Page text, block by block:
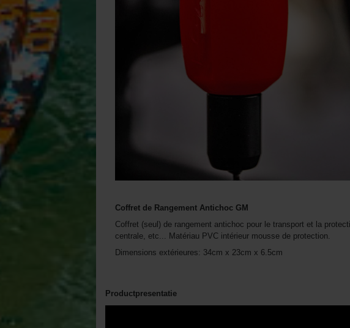
Coffret de Rangement Antichoc GM
Coffret (seul) de rangement antichoc pour le transport et la
centrale, etc... Matériau PVC intérieur mousse de protection.
Dimensions extérieures: 34cm x 23cm x 6.5cm
Productpresentatie